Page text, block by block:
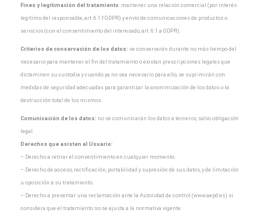
Fines y legitimación del tratamiento : mantener una relación comercial (por interés
legítimo del responsable, art. 6.1.f GDPR) y envío de comunicaciones de productos o
servicios (con el consentimiento del interesado, art. 6.1.a GDPR).
Criterios de conservación de los datos: se conservarán durante no más tiempo del
necesario para mantener el fin del tratamiento o existan prescripciones legales que
dictaminen su custodia y cuando ya no sea necesario para ello, se suprimirán con
medidas de seguridad adecuadas para garantizar la anonimización de los datos o la
destrucción total de los mismos.
Comunicación de los datos: no se comunicarán los datos a terceros, salvo obligación
legal.
Derechos que asisten al Usuario:
– Derecho a retirar el consentimiento en cualquier momento.
– Derecho de acceso, rectificación, portabilidad y supresión de sus datos, y de limitación
u oposición a su tratamiento.
– Derecho a presentar una reclamación ante la Autoridad de control (www.aepd.es) si
considera que el tratamiento no se ajusta a la normativa vigente.